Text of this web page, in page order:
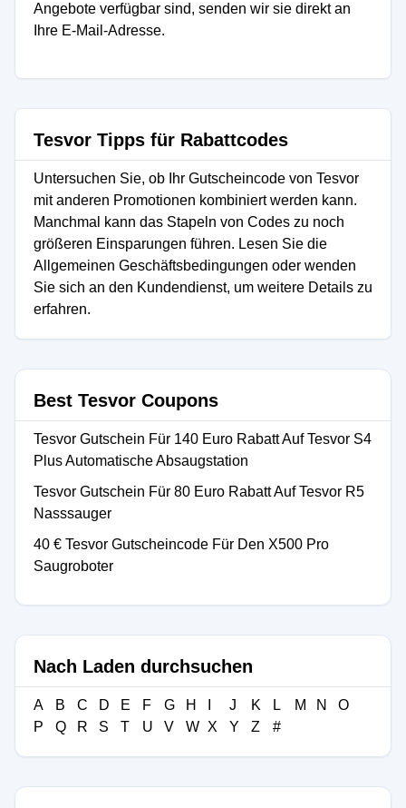
Angebote verfügbar sind, senden wir sie direkt an
Ihre E-Mail-Adresse.
Tesvor Tipps für Rabattcodes
Untersuchen Sie, ob Ihr Gutscheincode von Tesvor
mit anderen Promotionen kombiniert werden kann.
Manchmal kann das Stapeln von Codes zu noch
größeren Einsparungen führen. Lesen Sie die
Allgemeinen Geschäftsbedingungen oder wenden
Sie sich an den Kundendienst, um weitere Details zu
erfahren.
Best Tesvor Coupons
Tesvor Gutschein Für 140 Euro Rabatt Auf Tesvor S4
Plus Automatische Absaugstation
Tesvor Gutschein Für 80 Euro Rabatt Auf Tesvor R5
Nasssauger
40 € Tesvor Gutscheincode Für Den X500 Pro
Saugroboter
Nach Laden durchsuchen
A B C D E F G H J K L M N
O
P
Q R S T U V W X Y Z #